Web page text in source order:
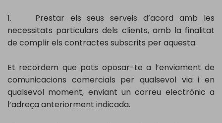
1. Prestar els seus serveis d’acord amb les
necessitats particulars dels clients, amb la finalitat
de complir els contractes subscrits per aquesta.
Et recordem que pots oposar-te a l’enviament de
comunicacions comercials per qualsevol via i en
qualsevol moment, enviant un correu electrònic a
l’adreça anteriorment indicada.